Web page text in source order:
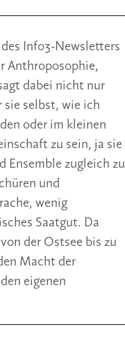
Info3-Newsletters
Anthroposophie,
dabei nicht nur
sie selbst, wie ich
oder im kleinen
zu sein, ja sie
Ensemble zugleich zu
und
wenig
Saatgut. Da
der Ostsee bis zu
Macht der
eigenen